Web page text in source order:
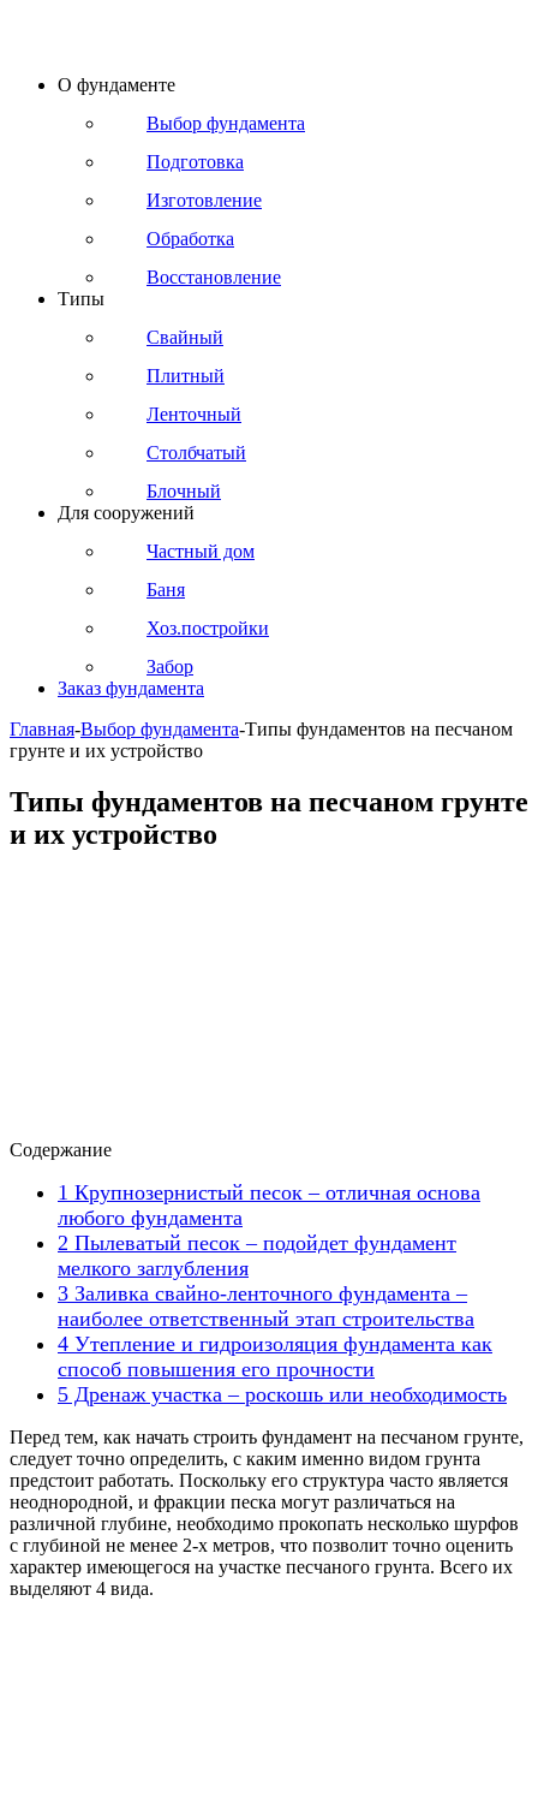
О фундаменте
Выбор фундамента
Подготовка
Изготовление
Обработка
Восстановление
Типы
Свайный
Плитный
Ленточный
Столбчатый
Блочный
Для сооружений
Частный дом
Баня
Хоз.постройки
Забор
Заказ фундамента
Главная-Выбор фундамента-Типы фундаментов на песчаном
грунте и их устройство
Типы фундаментов на песчаном грунте
и их устройство
Содержание
1 Крупнозернистый песок – отличная основа
любого фундамента
2 Пылеватый песок – подойдет фундамент
мелкого заглубления
3 Заливка свайно-ленточного фундамента –
наиболее ответственный этап строительства
4 Утепление и гидроизоляция фундамента как
способ повышения его прочности
5 Дренаж участка – роскошь или необходимость
Перед тем, как начать строить фундамент на песчаном грунте,
следует точно определить, с каким именно видом грунта
предстоит работать. Поскольку его структура часто является
неоднородной, и фракции песка могут различаться на
различной глубине, необходимо прокопать несколько шурфов
с глубиной не менее 2-х метров, что позволит точно оценить
характер имеющегося на участке песчаного грунта. Всего их
выделяют 4 вида.